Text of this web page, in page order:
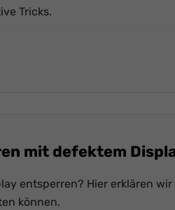
Tricks.
mit defektem
entsperren? Hier erklären
können.